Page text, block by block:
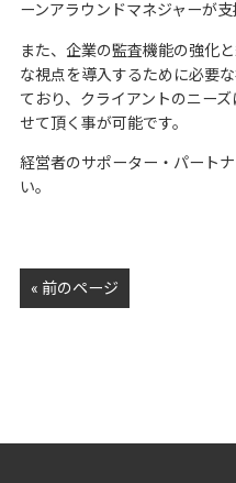
ーンアラウンドマネジャーが支
また、企業の監査機能の強化
な視点を導入するために必要
ており、クライアントのニー
せて頂く事が可能です。
経営者のサポーター・パート
い。
« 前のページ